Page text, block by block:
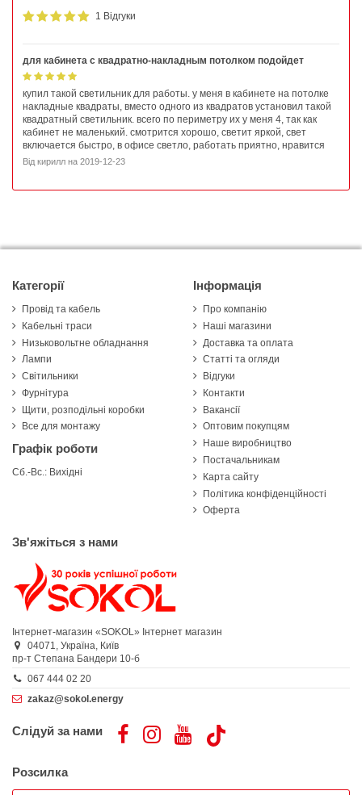
1 Відгуки
для кабинета с квадратно-накладным потолком подойдет
купил такой светильник для работы. у меня в кабинете на потолке
накладные квадраты, вместо одного из квадратов установил такой
квадратный светильник. всего по периметру их у меня 4, так как
кабинет не маленький. смотрится хорошо, светит яркой, свет
включается быстро, в офисе светло, работать приятно, нравится
Від кирилл на 2019-12-23
Категорії
Провід та кабель
Кабельні траси
Низьковольтне обладнання
Лампи
Світильники
Фурнітура
Щити, розподільні коробки
Все для монтажу
Графік роботи
Сб.-Вс.: Вихідні
Інформація
Про компанію
Наші магазини
Доставка та оплата
Статті та огляди
Відгуки
Контакти
Вакансії
Оптовим покупцям
Наше виробництво
Постачальникам
Карта сайту
Політика конфіденційності
Оферта
Зв'яжіться з нами
Інтернет-магазин «SOKOL» Інтернет магазин
04071, Україна, Київ
пр-т Степана Бандери 10-б
067 444 02 20
zakaz@sokol.energy
Слідуй за нами
Розсилка